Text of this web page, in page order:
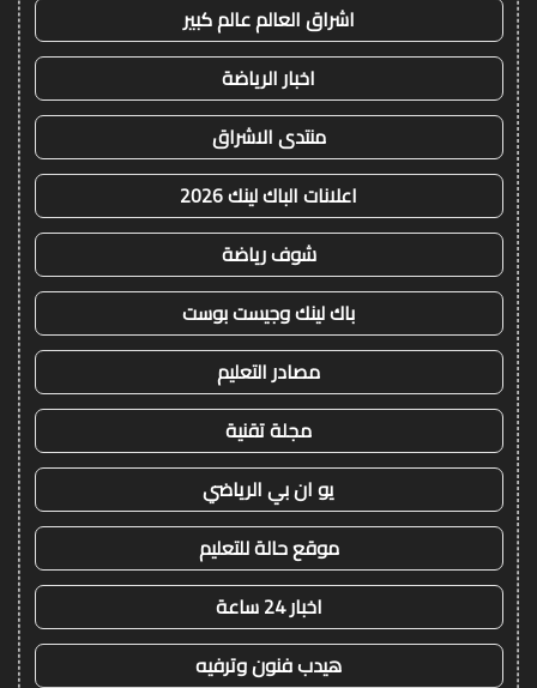
اشراق العالم عالم كبير
اخبار الرياضة
منتدى الاشراق
اعلانات الباك لينك 2026
شوف رياضة
باك لينك وجيست بوست
مصادر التعليم
مجلة تقنية
يو ان بي الرياضي
موقع حالة للتعليم
اخبار 24 ساعة
هيدب فنون وترفيه